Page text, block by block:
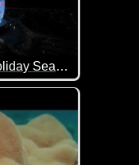
Sphere of Cheer - 2024 Holiday Season